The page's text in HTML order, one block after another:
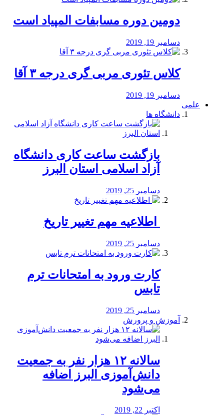
دومین دوره مسابفات المپیاد است
دسامبر 19, 2019
کلاس تئوری مربی گری درجه ۳ آقا
دسامبر 19, 2019
علمی
دانشگاه ها
بازگشت ساعت کاری دانشگاه
آزاد اسلامی استان البرز
دسامبر 25, 2019
️ اطلاعیه مهم تغییر تاریخ
دسامبر 25, 2019
کارت ورود به امتحانات ترم
تابس
دسامبر 25, 2019
آموزش و پرورش
️سالانه ۱۲ هزار نفر به جمعیت
دانش‌آموزی البرز اضافه
می‌شود
اکتبر 22, 2019